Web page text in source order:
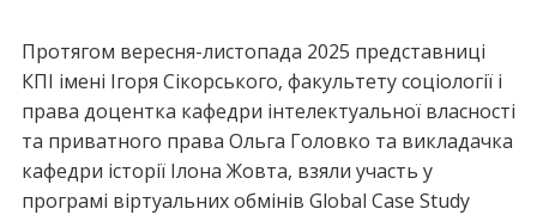
Протягом вересня-листопада 2025 представниці
КПІ імені Ігоря Сікорського, факультету соціології і
права доцентка кафедри інтелектуальної власності
та приватного права Ольга Головко та викладачка
кафедри історії Ілона Жовта, взяли участь у
програмі віртуальних обмінів Global Case Study